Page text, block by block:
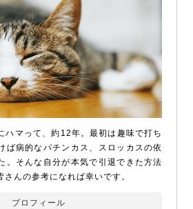
ハマって、約12年。最初は趣味で打ち
ば病的なパチンカス、スロッカスの依
。そんな自分が本気で引退できた方法
んの参考になれば幸いです。
プロフィール